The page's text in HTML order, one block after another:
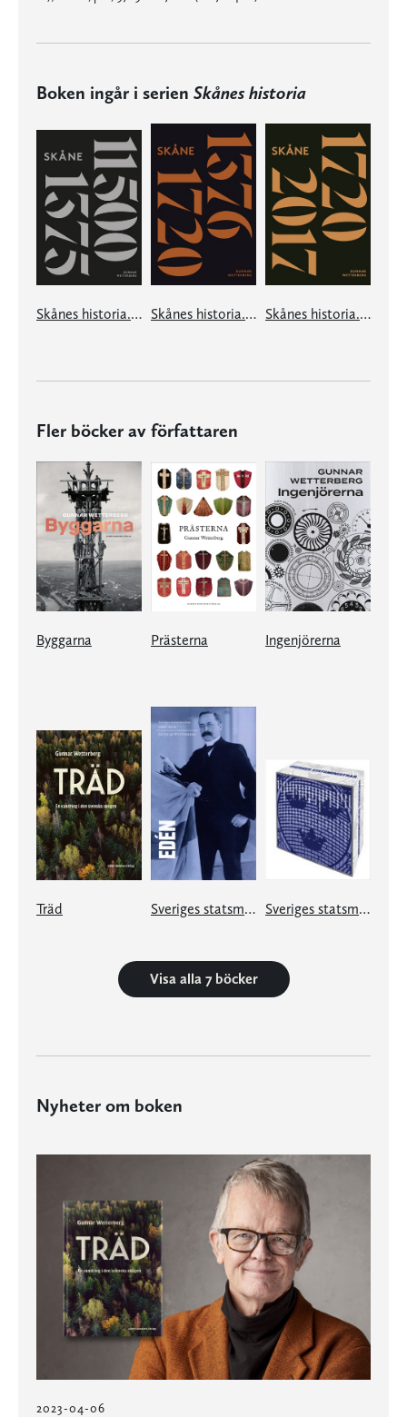
Boken ingår i serien Skånes historia
Skånes historia. Del 1 Skånes historia. Del 2 Skånes historia. Del 3
Fler böcker av författaren
Byggarna Prästerna Ingenjörerna
Träd Sveriges statsministrar under 100 år. Nils Edén Sveriges statsministrar under 100 år. Samlingsutgåva
Visa alla 7 böcker
Nyheter om boken
2023-04-06